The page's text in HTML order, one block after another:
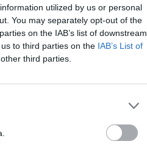
utilized by us or personal
You may separately opt-out of the
on the IAB’s list of downstream
to third parties on the IAB’s List of
third parties.
takich jak
i